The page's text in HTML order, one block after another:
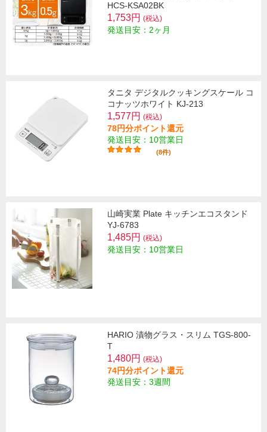
HCS-KSA02BK
1,753円 (税込)
発送目安：2ヶ月
タニタ デジタルクッキングスケール コ
コナッツホワイト KJ-213
1,577円 (税込)
78円分ポイント還元
発送目安：10営業日
(8件)
山崎実業 Plate キッチンエコスタンド
YJ-6783
1,485円 (税込)
発送目安：10営業日
HARIO 漬物グラス・スリム TGS-800-
T
1,480円 (税込)
74円分ポイント還元
発送目安：3週間